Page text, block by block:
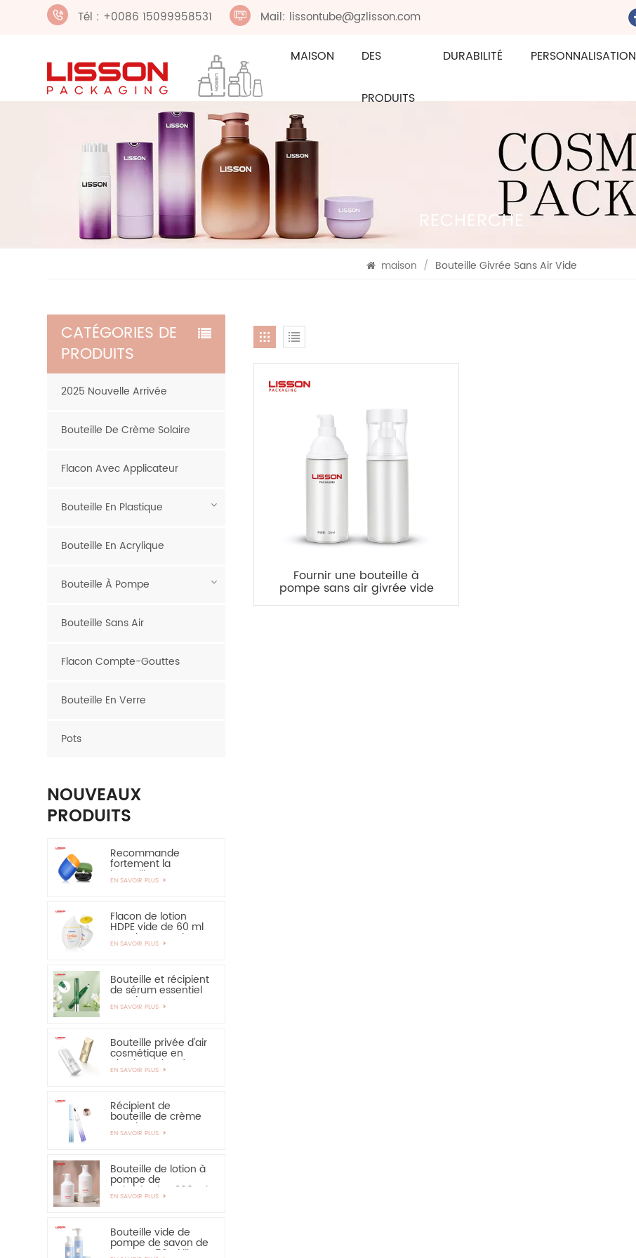
Tél : +0086 15099958531 Mail: lissontube@gzlisson.com
MAISON DES
PRODUITS
DURABILITÉ PERSONNALISATION
RECHERCHE
maison / Bouteille Givrée Sans Air Vide
Fournir une bouteille à
pompe sans air givrée vide
de 120 ml
CATÉGORIES DE
PRODUITS
2025 Nouvelle Arrivée
Bouteille De Crème Solaire
Flacon Avec Applicateur
Bouteille En Plastique
Bouteille En Acrylique
Bouteille À Pompe
Bouteille Sans Air
Flacon Compte-Gouttes
Bouteille En Verre
Pots
NOUVEAUX
PRODUITS
Recommande
fortement la
bouteille en
plastique ovale de
50ml EVOH
EN SAVOIR PLUS
Flacon de lotion
HDPE vide de 60 ml
pour la protection
solaire - vivement
EN SAVOIR PLUS
Bouteille et récipient
de sérum essentiel
pour les yeux,
applicateur en
EN SAVOIR PLUS
Bouteille privée d'air
cosmétique en
plastique de crème
de main de
50ml
EN SAVOIR PLUS
Récipient de
bouteille de crème
pour les yeux PETG
de 15 ml avec
EN SAVOIR PLUS
Bouteille de lotion à
pompe de
pulvérisation 300 ml
350 ml pour
EN SAVOIR PLUS
Bouteille vide de
pompe de savon de
mousse 150ml libre